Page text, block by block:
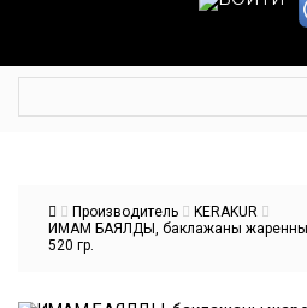
Производитель
KERAKUR
ИМАМ БАЯЛДЫ, баклажаны
520 гр.